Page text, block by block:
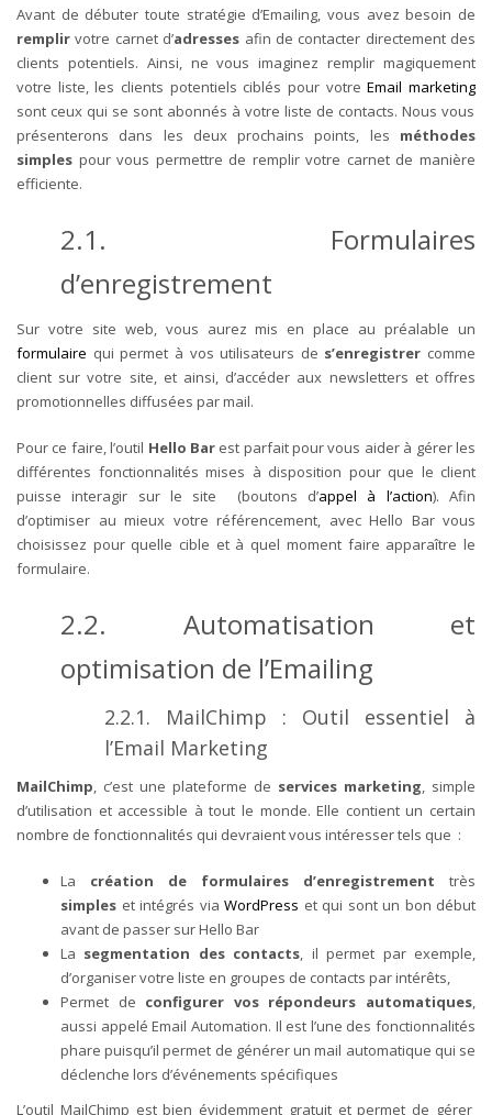
Avant de débuter toute stratégie d’Emailing, vous avez besoin de
remplir votre carnet d’adresses afin de contacter directement des
clients potentiels. Ainsi, ne vous imaginez remplir magiquement
votre liste, les clients potentiels ciblés pour votreEmail marketing
sont ceux qui se sont abonnés à votre liste de contacts. Nous vous
présenterons dans les deux prochains points, les méthodes
simples pour vous permettre de remplir votre carnet de manière
efficiente.
2.1. Formulaires
d’enregistrement
Sur votre site web, vous aurez mis en place au préalable un
formulaire qui permet à vos utilisateurs de s’enregistrer comme
client sur votre site, et ainsi, d’accéder aux newsletters et offres
promotionnelles diffusées par mail.
Pour ce faire, l’outil Hello Barest parfait pour vous aider à gérer les
différentes fonctionnalités mises à disposition pour que le client
puisse interagir sur le site (boutons d’appel à l’action). Afin
d’optimiser au mieux votre référencement, avec Hello Bar vous
choisissez pour quelle cible et à quel moment faire apparaître le
formulaire.
2.2. Automatisation et
optimisation de l’Emailing
2.2.1. MailChimp : Outil essentiel à
l’Email Marketing
MailChimp, c’est une plateforme de services marketing, simple
d’utilisation et accessible à tout le monde. Elle contient un certain
nombre de fonctionnalités qui devraient vous intéresser tels que :
La création de formulaires d’enregistrement très
simples et intégrés via WordPress et qui sont un bon début
avant de passer sur Hello Bar
La segmentation des contacts, il permet par exemple,
d’organiser votre liste en groupes de contacts par intérêts,
Permet de configurer vos répondeurs automatiques,
aussi appelé Email Automation. Il est l’une des fonctionnalités
phare puisqu’il permet de générer un mail automatique qui se
déclenche lors d’événements spécifiques
L’outil MailChimp est bien évidemment gratuit et permet de gérer